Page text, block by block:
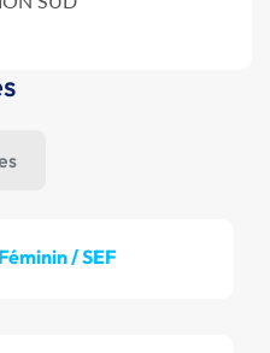
/ SEF